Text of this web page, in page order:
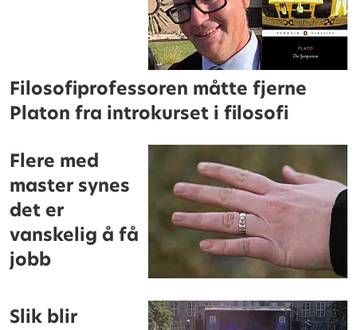
Filosofiprofessoren måtte fjerne
Platon fra introkurset i filosofi
Flere med
master synes
det er
vanskelig å få
jobb
Slik blir